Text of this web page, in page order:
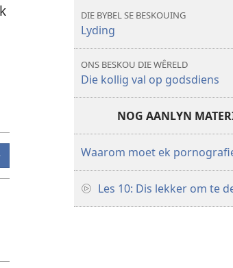
DIE BYBEL SE BESKOUING
Lyding
ONS BESKOU DIE WÊRELD
Die kollig val op godsdiens
NOG AANLYN
Waarom moet ek
Les 10: Dis lekker om te